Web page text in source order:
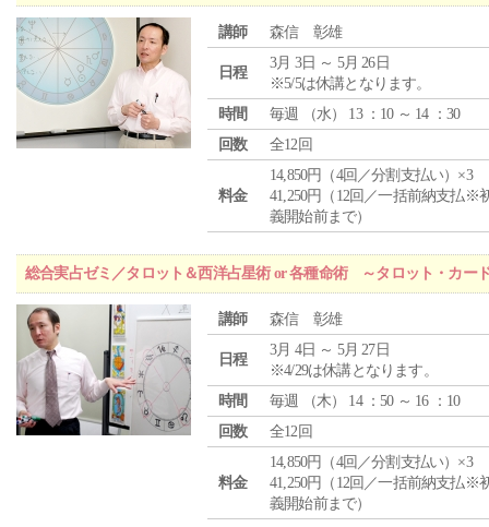
講師 森信 彰雄
日程
3月 3日 ～ 5月 26日
※5/5は休講となります。
時間
毎週 （水） 13 ：10 ～ 14 ：30
回数
全12回
料金
14,850円（4回／分割支払い）×3
41,250円（12回／一括前納支払※
義開始前まで）
総合実占ゼミ／タロット＆西洋占星術 or 各種命術 ～タロット・カー
講師 森信 彰雄
日程
3月 4日 ～ 5月 27日
※4/29は休講となります。
時間
毎週 （木） 14 ：50 ～ 16 ：10
回数
全12回
料金
14,850円（4回／分割支払い）×3
41,250円（12回／一括前納支払※
義開始前まで）